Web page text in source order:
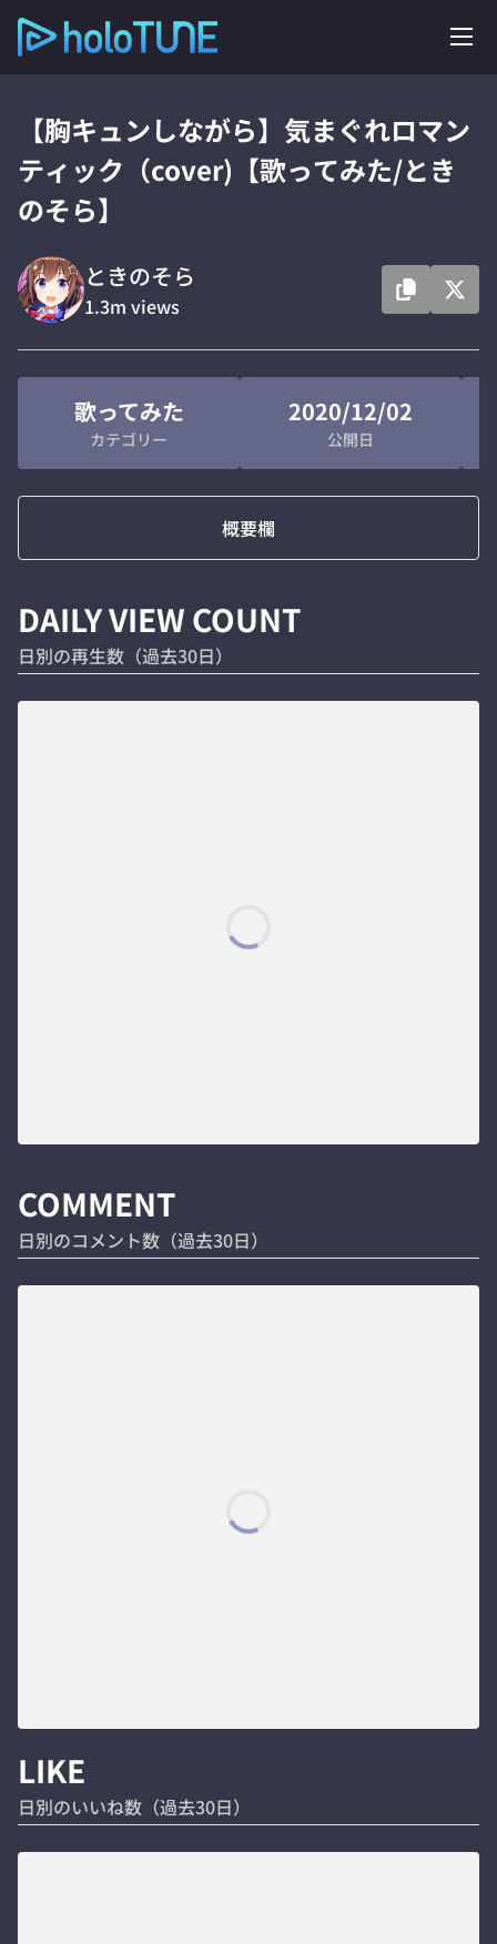
【胸キュンしながら】気まぐれロマン
ティック（cover)【歌ってみた/とき
のそら】
ときのそら
1.3m views
歌ってみた
カテゴリー
2020/12/02
公開日
概要欄
DAILY VIEW COUNT
日別の再生数（過去30日）
COMMENT
日別のコメント数（過去30日）
LIKE
日別のいいね数（過去30日）